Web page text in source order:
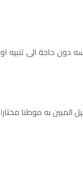
دون حاجة الى تنبيه او
به موطنا مختارا